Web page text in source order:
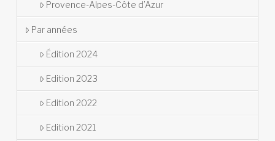
Provence-Alpes-Côte d’Azur
Par années
Édition 2024
Edition 2023
Edition 2022
Edition 2021